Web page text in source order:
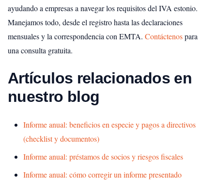
ayudando a empresas a navegar los requisitos del IVA estonio.
Manejamos todo, desde el registro hasta las declaraciones
mensuales y la correspondencia con EMTA. Contáctenospara
una consulta gratuita.
Artículos relacionados en
nuestro blog
Informe anual: beneficios en especie y pagos a directivos
(checklist y documentos)
Informe anual: préstamos de socios y riesgos fiscales
Informe anual: cómo corregir un informe presentado